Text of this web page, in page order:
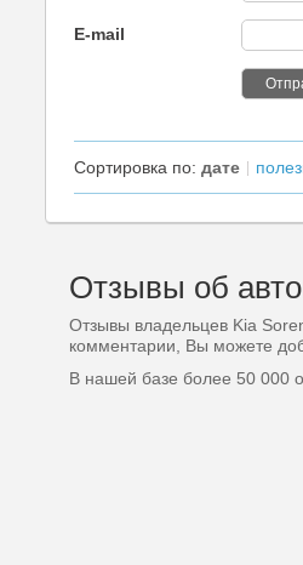
E-mail
Сортировка по: дате
Отзывы об
Отзывы владельцев Kia
комментарии, Вы можете
В нашей базе более 50 000